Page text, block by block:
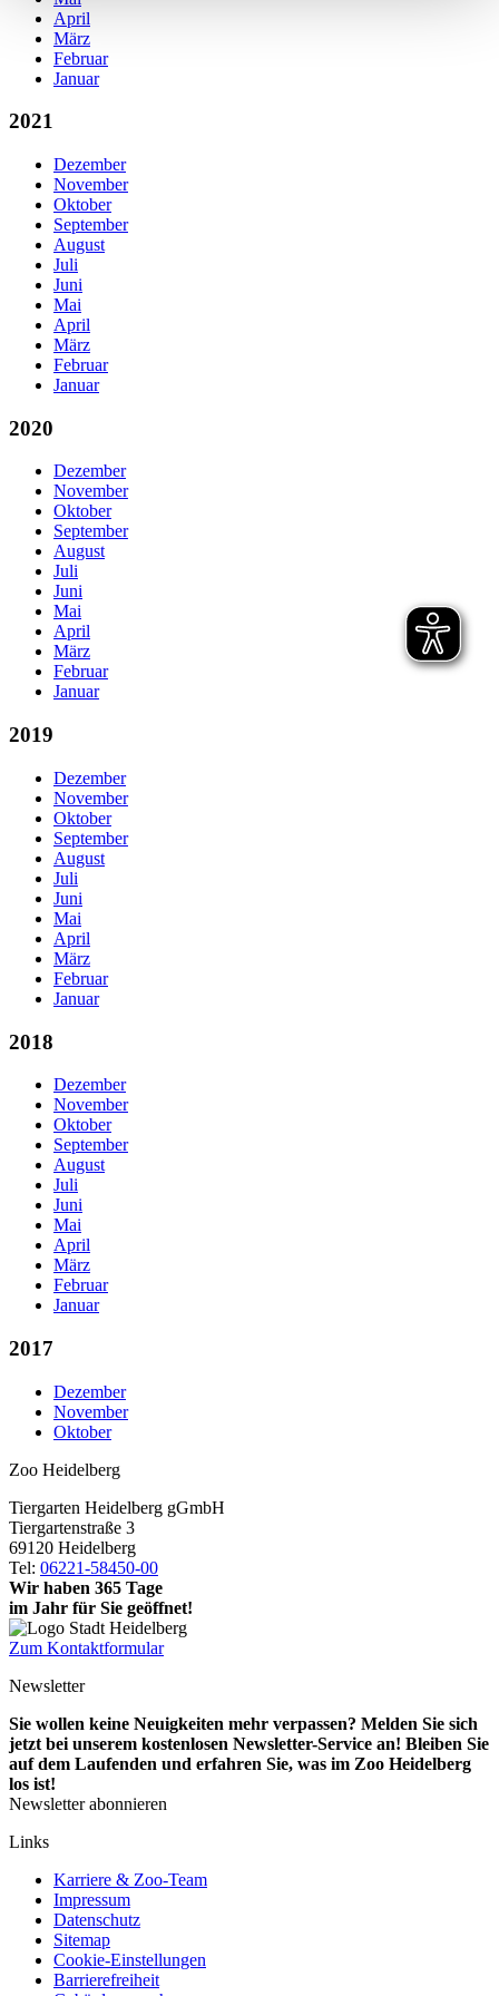
April
März
Februar
Januar
2021
Dezember
November
Oktober
September
August
Juli
Juni
Mai
April
März
Februar
Januar
2020
Dezember
November
Oktober
September
August
Juli
Juni
Mai
April
März
Februar
Januar
2019
Dezember
November
Oktober
September
August
Juli
Juni
Mai
April
März
Februar
Januar
2018
Dezember
November
Oktober
September
August
Juli
Juni
Mai
April
März
Februar
Januar
2017
Dezember
November
Oktober
Zoo Heidelberg
Tiergarten Heidelberg gGmbH
Tiergartenstraße 3
69120 Heidelberg
Tel: 06221-58450-00
Wir haben 365 Tage
im Jahr für Sie geöffnet!
Zum Kontaktformular
Newsletter
Sie wollen keine Neuigkeiten mehr verpassen? Melden Sie sich
jetzt bei unserem kostenlosen Newsletter-Service an! Bleiben Sie
auf dem Laufenden und erfahren Sie, was im Zoo Heidelberg
los ist!
Newsletter abonnieren
Links
Karriere & Zoo-Team
Impressum
Datenschutz
Sitemap
Cookie-Einstellungen
Barrierefreiheit